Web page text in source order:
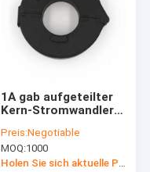
1A gab aufgeteilter
Kern-Stromwandler
CTs-Permalloy 5mA
ausgab
Preis:Negotiable
MOQ:1000